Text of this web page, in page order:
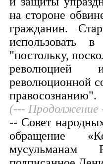
на стороне
гражданин.
использовать в
"постольку,
революцией
революционной
правосознанию".
(--- Продолжение
-- Совет
обращение